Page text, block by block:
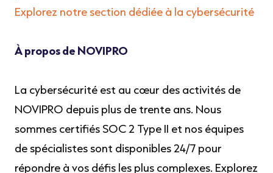
Explorez notre section dédiée à la cybersécurité
À propos de NOVIPRO
La cybersécurité est au cœur des activités de
NOVIPRO depuis plus de trente ans. Nous
sommes certifiés SOC 2 Type II et nos équipes
de spécialistes sont disponibles 24/7 pour
répondre à vos défis les plus complexes. Explorez